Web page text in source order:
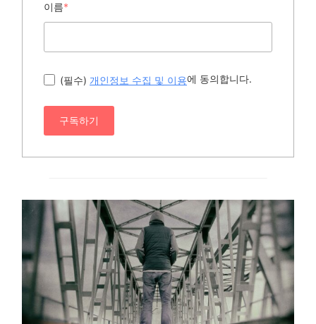
이름*
(필수) 개인정보 수집 및 이용에 동의합니다.
구독하기